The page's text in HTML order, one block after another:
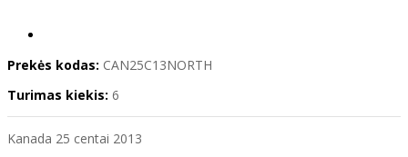
Prekės kodas: CAN25C13NORTH
Turimas kiekis: 6
Kanada 25 centai 2013